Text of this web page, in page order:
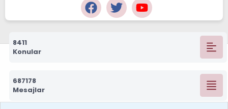
8411
Konular
687178
Mesajlar